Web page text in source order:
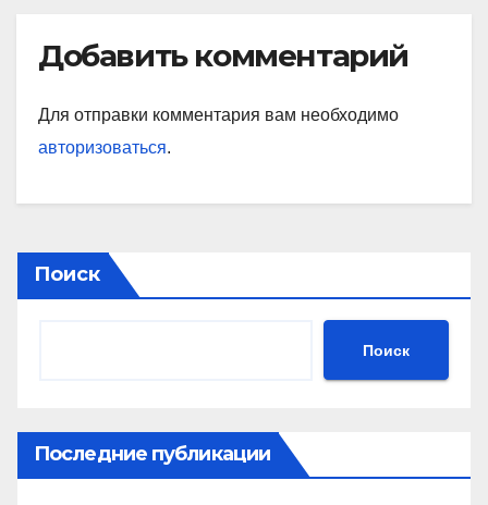
Добавить комментарий
Для отправки комментария вам необходимо
авторизоваться.
Поиск
Поиск
Последние публикации